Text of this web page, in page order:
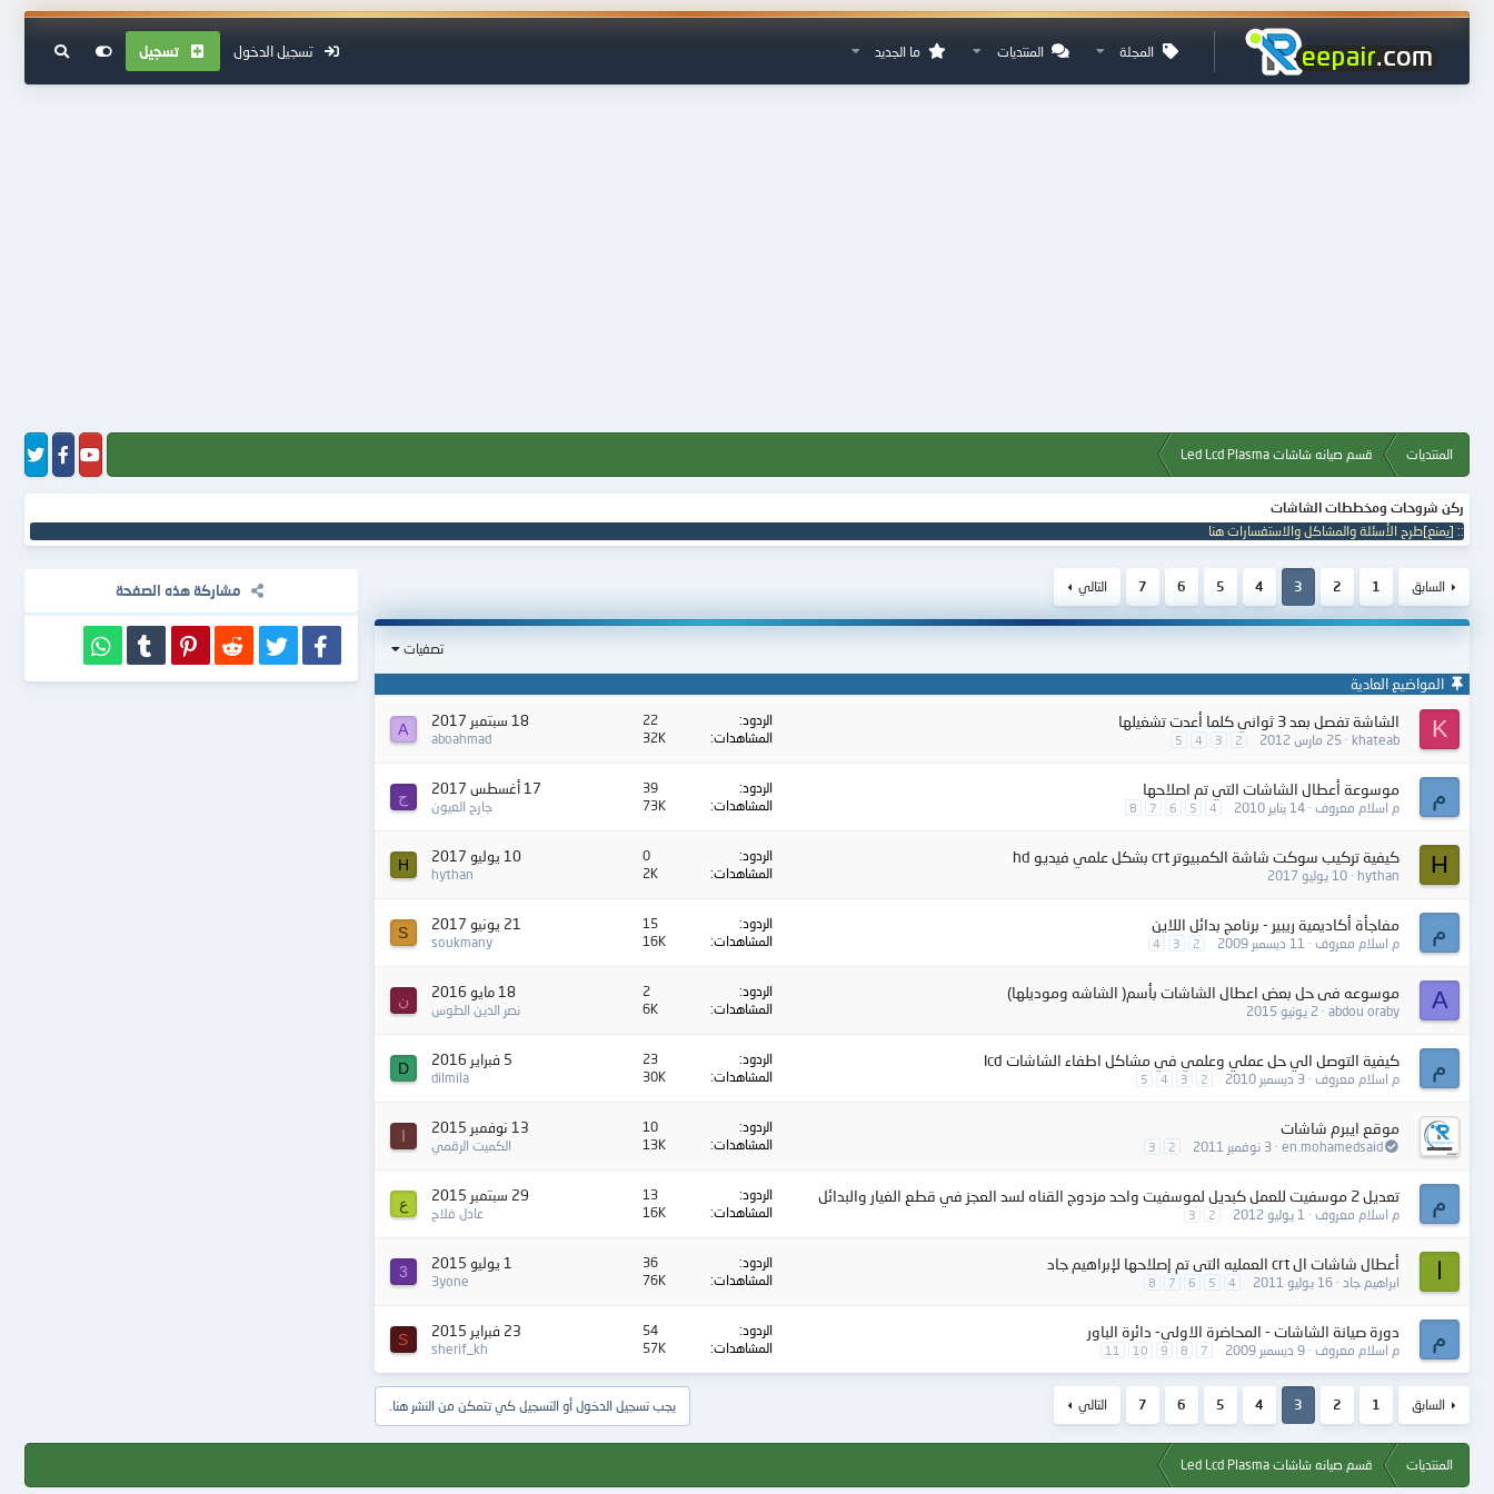
المجلة المنتديات ما الجديد تسجيل الدخول تسجيل
المنتديات قسم صيانه شاشات Led Lcd Plasma
ركن شروحات ومخططات الشاشات
:: [يمنع]طرح الأسئلة والمشاكل والاستفسارات هنا
السابق 1
2
3
4
5
6
7 التالي
تصفيات
المواضيع العادية
K الشاشة تفصل بعد 3 ثواني كلما أعدت تشغيلها
khateab 25 مارس 2012 2
3
4
5
الردود
22
المشاهدات
32K
18 سبتمبر 2017
aboahmad
A
م موسوعة أعطال الشاشات التي تم اصلاحها
م اسلام معروف 14 يناير 2010 4
5
6
7
8
الردود
39
المشاهدات
73K
17 أغسطس 2017
جارح العيون
ج
H كيفية تركيب سوكت شاشة الكمبيوتر crt بشكل علمي فيديو hd
hythan 10 يوليو 2017
الردود
0
المشاهدات
2K
10 يوليو 2017
hythan
H
م مفاجأة أكاديمية ريبير - برنامج بدائل اللاين
م اسلام معروف 11 ديسمبر 2009 2
3
4
الردود
15
المشاهدات
16K
21 يونيو 2017
soukmany
S
A موسوعه فى حل بعض اعطال الشاشات بأسم( الشاشه وموديلها)
abdou oraby 2 يونيو 2015
الردود
2
المشاهدات
6K
18 مايو 2016
نصر الدين الطوس
ن
م كيفية التوصل الي حل عملي وعلمي في مشاكل اطفاء الشاشات lcd
م اسلام معروف 3 ديسمبر 2010 2
3
4
5
الردود
23
المشاهدات
30K
5 فبراير 2016
dilmila
D
موقع ايبرم شاشات
en.mohamedsaid 3 نوفمبر 2011 2
3
الردود
10
المشاهدات
13K
13 نوفمبر 2015
الكميت الرقمي
م تعديل 2 موسفيت للعمل كبديل لموسفيت واحد مزدوج القناه لسد العجز في قطع الغيار والبدائل
م اسلام معروف 1 يوليو 2012 2
3
الردود
13
المشاهدات
16K
29 سبتمبر 2015
عادل فلاح
ع
ا أعطال شاشات ال crt العمليه التى تم إصلاحها لإبراهيم جاد
ابراهيم جاد 16 يوليو 2011 4
5
6
7
8
الردود
36
المشاهدات
76K
1 يوليو 2015
3yone
3
م دورة صيانة الشاشات - المحاضرة الاولي- دائرة الباور
م اسلام معروف 9 ديسمبر 2009 7
8
9
10
11
الردود
54
المشاهدات
57K
23 فبراير 2015
sherif_kh
S
السابق 1
2
3
4
5
6
7 التالي يجب تسجيل الدخول أو التسجيل كي تتمكن من النشر هنا.
مشاركة هذه الصفحة
فيسبوك تويتر Reddit
Pinterest
Tumblr
المنتديات قسم صيانه شاشات Led Lcd Plasma